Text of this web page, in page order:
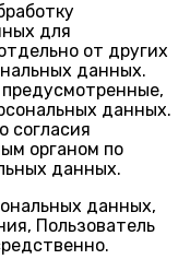
для
от других
данных.
данных.
согласия
органом по
данных.
данных,
Пользователь